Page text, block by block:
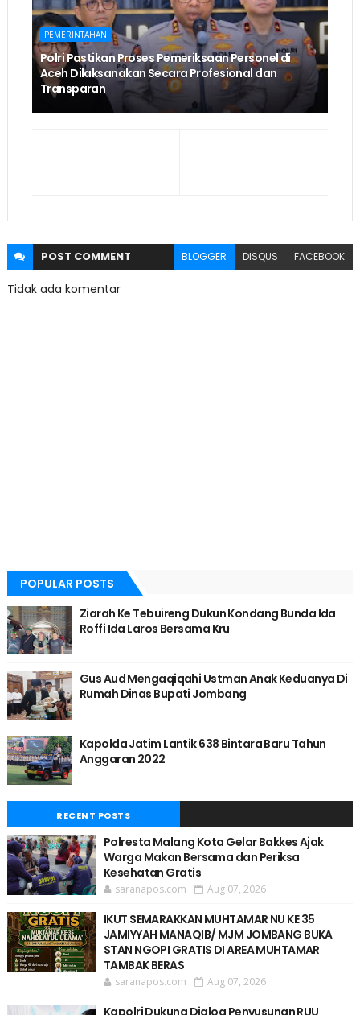
PEMERINTAHAN
Polri Pastikan Proses Pemeriksaan Personel di
Aceh Dilaksanakan Secara Profesional dan
Transparan
POST COMMENT BLOGGER DISQUS FACEBOOK
Tidak ada komentar
POPULAR POSTS
Ziarah Ke Tebuireng Dukun Kondang Bunda Ida
Roffi Ida Laros Bersama Kru
Gus Aud Mengaqiqahi Ustman Anak Keduanya Di
Rumah Dinas Bupati Jombang
Kapolda Jatim Lantik 638 Bintara Baru Tahun
Anggaran 2022
RECENT POSTS
Polresta Malang Kota Gelar Bakkes Ajak
Warga Makan Bersama dan Periksa
Kesehatan Gratis
saranapos.com Aug 07, 2026
IKUT SEMARAKKAN MUHTAMAR NU KE 35
JAMIYYAH MANAQIB/ MJM JOMBANG BUKA
STAN NGOPI GRATIS DI AREA MUHTAMAR
TAMBAK BERAS
saranapos.com Aug 07, 2026
Kapolri Dukung Dialog Penyusunan RUU